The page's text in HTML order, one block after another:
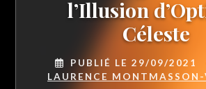
l’Illusion
Céleste
PUBLIÉ LE 29/09/2021
LAURENCE MONTMASSON-